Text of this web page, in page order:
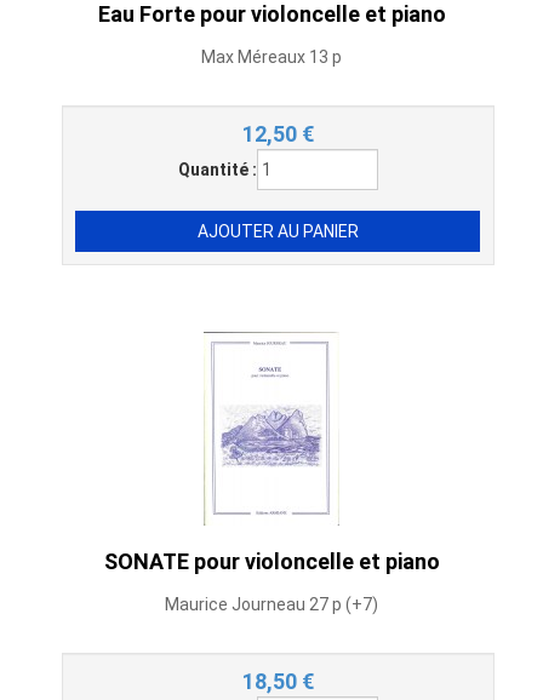
Eau Forte pour violoncelle et piano
Max Méreaux 13 p
12,50 €
Quantité :
SONATE pour violoncelle et piano
Maurice Journeau 27 p (+7)
18,50 €